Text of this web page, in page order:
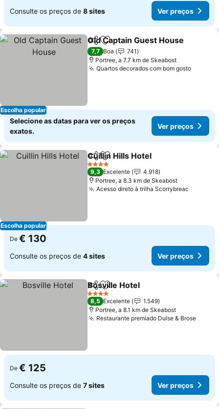
Consulte os preços de 8 sites Ver preços
Escolha popular
PartilharAdicionar aos favoritos
Old Captain Guest House
7,7 Boa
741
Portree, a 7.7 km de Skeabost
Quartos decorados com bom gostoVer
Selecione as datas para ver os preços
exatos.
Ver preços
Escolha popular
PartilharAdicionar aos favoritos
Cuillin Hills Hotel
4 Estrelas
9,3 Excelente
4.918
Portree, a 8.3 km de Skeabost
Acesso direto à trilha Scorrybreac
De € 130
Consulte os preços de 4 sites Ver preços
PartilharAdicionar aos favoritos
Bosville Hotel
4 Estrelas
8,5 Excelente
1.549
Portree, a 8.1 km de Skeabost
Restaurante premiado Dulse & BroseVer
De € 125
Consulte os preços de 7 sites Ver preços